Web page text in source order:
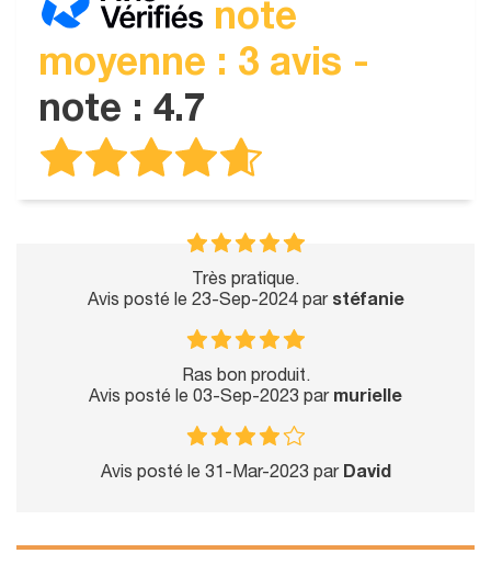
note
moyenne : 3 avis -
note : 4.7
Très pratique.
Avis posté le 23-Sep-2024 par stéfanie
Ras bon produit.
Avis posté le 03-Sep-2023 par murielle
Avis posté le 31-Mar-2023 par David